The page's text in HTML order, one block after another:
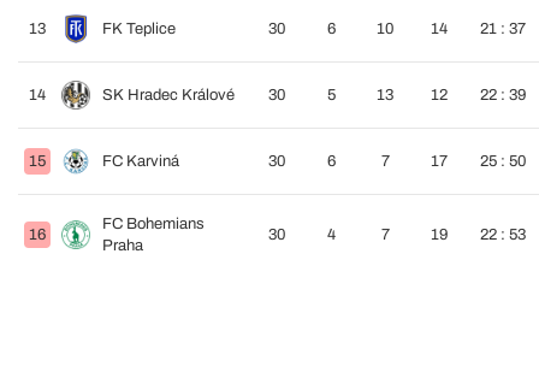
13 FK Teplice 30 6 10 14 21 : 37
14 SK Hradec Králové 30 5 13 12 22 : 39
15 FC Karviná 30 6 7 17 25 : 50
16
FC Bohemians
Praha
30 4 7 19 22 : 53